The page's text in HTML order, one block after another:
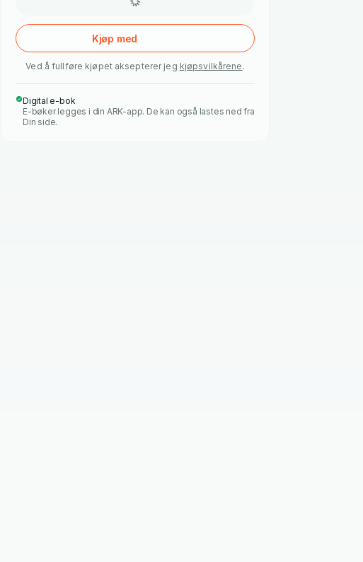
Kjøp med
Ved å fullføre kjøpet aksepterer jeg kjøpsvilkårene .
Digital e-bok
E-bøker legges i din ARK-app. De kan også lastes ned fra
Din side.